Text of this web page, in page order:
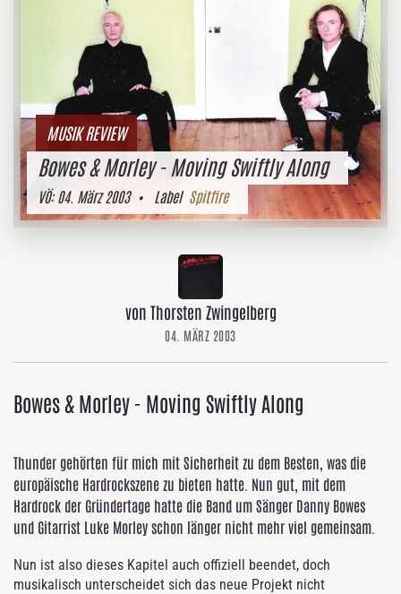
MUSIK REVIEW
Bowes & Morley - Moving Swiftly Along
VÖ:04. März 2003• Label Spitfire
von Thorsten Zwingelberg
04. MÄRZ 2003
Bowes & Morley - Moving Swiftly Along
Thunder gehörten für mich mit Sicherheit zu dem Besten, was die
europäische Hardrockszene zu bieten hatte. Nun gut, mit dem
Hardrock der Gründertage hatte die Band um Sänger Danny Bowes
und Gitarrist Luke Morley schon länger nicht mehr viel gemeinsam.
Nun ist also dieses Kapitel auch offiziell beendet, doch
musikalisch unterscheidet sich das neue Projekt nicht